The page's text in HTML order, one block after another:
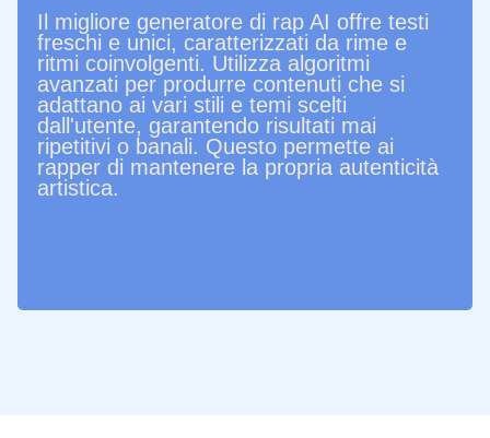
Il migliore generatore di rap AI offre testi
freschi e unici, caratterizzati da rime e
ritmi coinvolgenti. Utilizza algoritmi
avanzati per produrre contenuti che si
adattano ai vari stili e temi scelti
dall'utente, garantendo risultati mai
ripetitivi o banali. Questo permette ai
rapper di mantenere la propria autenticità
artistica.